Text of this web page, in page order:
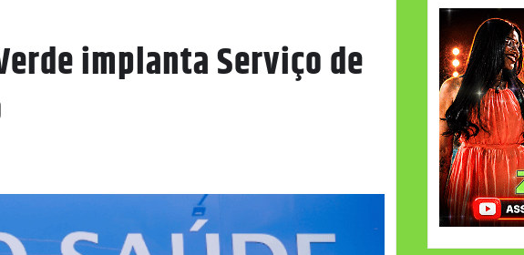
implanta Serviço de